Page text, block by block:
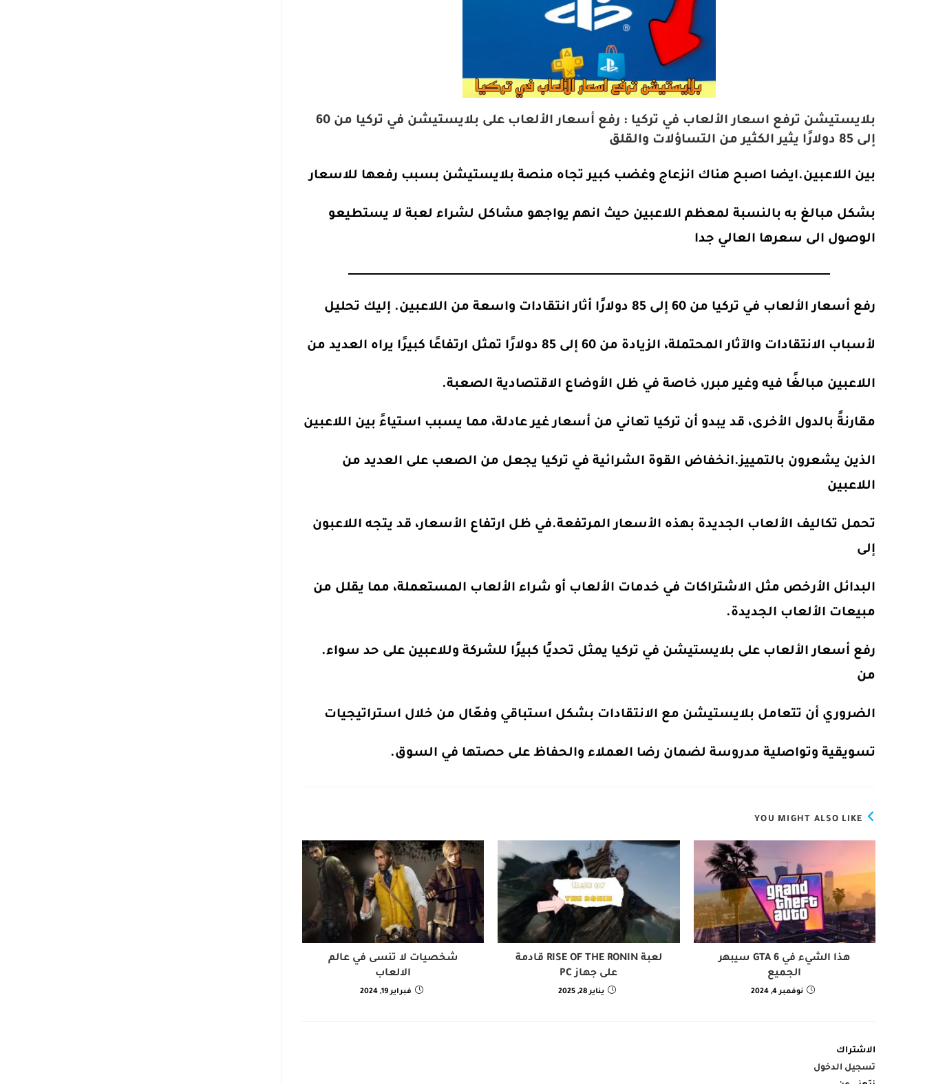
بلايستيشن ترفع اسعار الألعاب في تركيا : رفع أسعار الألعاب على بلايستيشن في تركيا من 60
إلى 85 دولارًا يثير الكثير من التساؤلات والقلق
بين اللاعبين.ايضا اصبح هناك انزعاج وغضب كبير تجاه منصة بلايستيشن بسبب رفعها للاسعار
بشكل مبالغ به بالنسبة لمعظم اللاعبين حيث انهم يواجهو مشاكل لشراء لعبة لا يستطيعو
الوصول الى سعرها العالي جدا
رفع أسعار الألعاب في تركيا من 60 إلى 85 دولارًا أثار انتقادات واسعة من اللاعبين. إليك تحليل
لأسباب الانتقادات والآثار المحتملة، الزيادة من 60 إلى 85 دولارًا تمثل ارتفاعًا كبيرًا يراه العديد من
اللاعبين مبالغًا فيه وغير مبرر، خاصة في ظل الأوضاع الاقتصادية الصعبة.
مقارنةً بالدول الأخرى، قد يبدو أن تركيا تعاني من أسعار غير عادلة، مما يسبب استياءً بين اللاعبين
الذين يشعرون بالتمييز.انخفاض القوة الشرائية في تركيا يجعل من الصعب على العديد من
اللاعبين
تحمل تكاليف الألعاب الجديدة بهذه الأسعار المرتفعة.في ظل ارتفاع الأسعار، قد يتجه اللاعبون
إلى
البدائل الأرخص مثل الاشتراكات في خدمات الألعاب أو شراء الألعاب المستعملة، مما يقلل من
مبيعات الألعاب الجديدة.
رفع أسعار الألعاب على بلايستيشن في تركيا يمثل تحديًا كبيرًا للشركة وللاعبين على حد سواء.
من
الضروري أن تتعامل بلايستيشن مع الانتقادات بشكل استباقي وفعّال من خلال استراتيجيات
تسويقية وتواصلية مدروسة لضمان رضا العملاء والحفاظ على حصتها في السوق.
YOU MIGHT ALSO LIKE
شخصيات لا تنسى في عالم
الالعاب
فبراير 19, 2024
لعبة RISE OF THE RONIN قادمة
على جهاز PC
يناير 28, 2025
هذا الشيء في GTA 6 سيبهر
الجميع
نوفمبر 4, 2024
الاشتراك
تسجيل الدخول